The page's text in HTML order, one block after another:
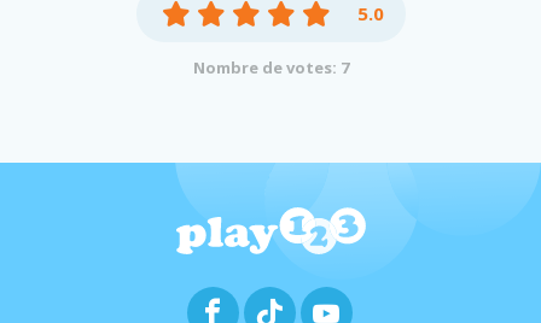
5.0
Nombre de votes: 7